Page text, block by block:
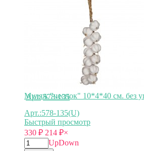
Арт. 578-135
Муляж "чеснок" 10*4*40 см. без
Арт.:578-135(U)
Быстрый просмотр
330 ₽ 214 ₽×
UpDown